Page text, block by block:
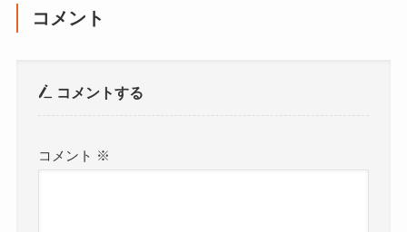
コメント
コメントする
コメント ※